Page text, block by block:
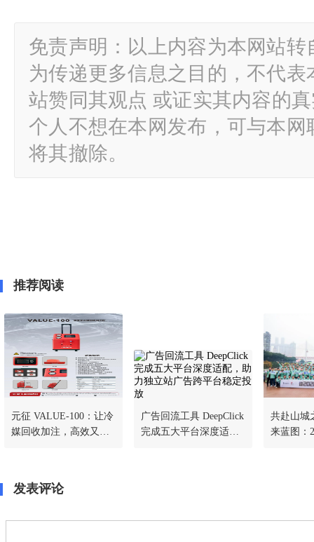
免责声明：以上内容为本网站
为传递更多信息之目的，不代
站赞同其观点 或证实其内容的
个人不想在本网发布，可与本
将其撤除。
推荐阅读
元征 VALUE-100：让冷
媒回收加注，高效又省
广告回流工具 DeepClick
完成五大平台深度适
共赴山城
来蓝图：
发表评论